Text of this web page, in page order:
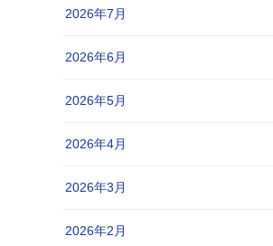
2026年7月
2026年6月
2026年5月
2026年4月
2026年3月
2026年2月